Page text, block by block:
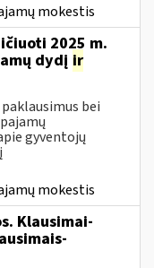
mokestis
2025 m.
dydį ir
bei
gyventojų
mokestis
Klausimai-